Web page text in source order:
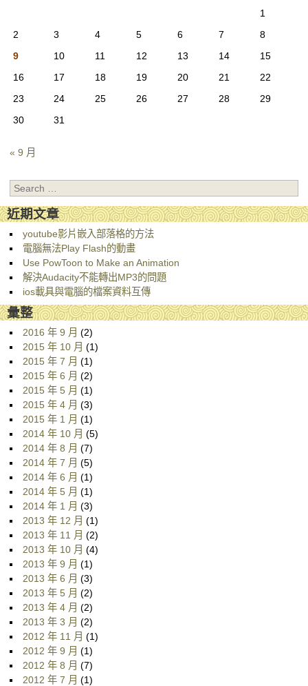
1
2
3 4 5 6 7
8
9
10 11 12 13 14
15
16
17 18 19 20 21
22
23
24 25 26 27 28
29
30
31
« 9 月
Search
近期文章
youtube影片嵌入部落格的方法
電腦無法Play Flash的動畫
Use PowToon to Make an Animation
解決Audacity不能轉出MP3的問題
ios載具與電腦的檔案資料互傳
彙整
2016 年 9 月 (2)
2015 年 10 月 (1)
2015 年 7 月 (1)
2015 年 6 月 (2)
2015 年 5 月 (1)
2015 年 4 月 (3)
2015 年 1 月 (1)
2014 年 10 月 (5)
2014 年 8 月 (7)
2014 年 7 月 (5)
2014 年 6 月 (1)
2014 年 5 月 (1)
2014 年 1 月 (3)
2013 年 12 月 (1)
2013 年 11 月 (2)
2013 年 10 月 (4)
2013 年 9 月 (1)
2013 年 6 月 (3)
2013 年 5 月 (2)
2013 年 4 月 (2)
2013 年 3 月 (2)
2012 年 11 月 (1)
2012 年 9 月 (1)
2012 年 8 月 (7)
2012 年 7 月 (1)